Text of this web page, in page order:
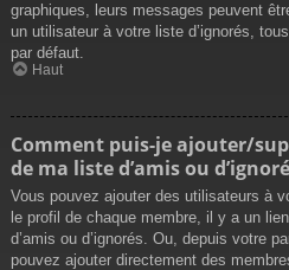
graphiques, leurs messages peuvent
un utilisateur à votre liste d’ignorés,
par défaut.
Haut
Comment puis-je ajouter/
de ma liste d’amis ou
Vous pouvez ajouter des utilisateurs à
le profil de chaque membre, il y a un
d’amis ou d’ignorés. Ou, depuis votre
pouvez ajouter directement des